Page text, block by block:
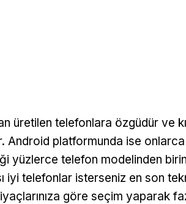
üretilen telefonlara özgüdür ve
Android platformunda ise
yüzlerce telefon modelinden
iyi telefonlar isterseniz en son
göre seçim yaparak